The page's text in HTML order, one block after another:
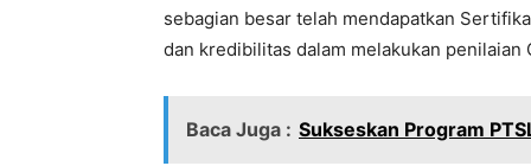
sebagian besar telah mendapatkan
dan kredibilitas dalam melakukan penilaian
Baca Juga : Sukseskan Program